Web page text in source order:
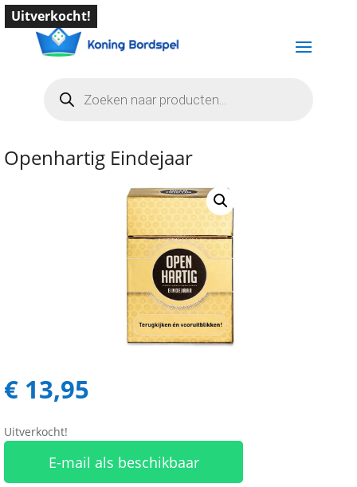
zoeken
Uitverkocht!
Openhartig Eindejaar
€ 13,95
Uitverkocht!
E-mail als beschikbaar